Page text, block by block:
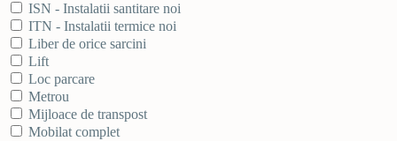
ISN - Instalatii santitare noi
ITN - Instalatii termice noi
Liber de orice sarcini
Lift
Loc parcare
Metrou
Mijloace de transpost
Mobilat complet